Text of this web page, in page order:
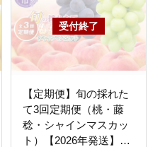
【定期便】旬の採れた
て3回定期便（桃・藤
稔・シャインマスカッ
ト）【2026年発送】